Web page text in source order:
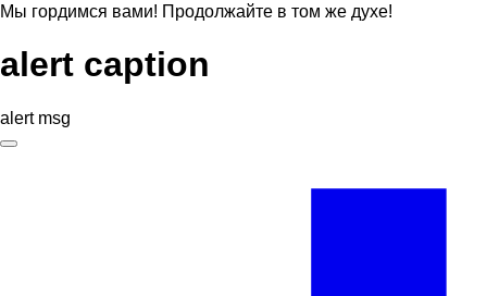
Мы гордимся вами! Продолжайте в том же духе!
alert caption
alert msg